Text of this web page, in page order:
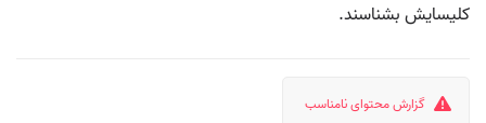
کلیسایش بشناسند.
گزارش محتوای نامناسب